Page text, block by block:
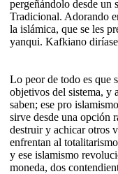
pergeñándolo desde un
Tradicional. Adorando
la islámica, que se les
yanqui. Kafkiano
Lo peor de todo es que
objetivos del sistema, y
saben; ese pro
sirve desde una opción
destruir y achicar otros
enfrentan al
y ese islamismo
moneda, dos